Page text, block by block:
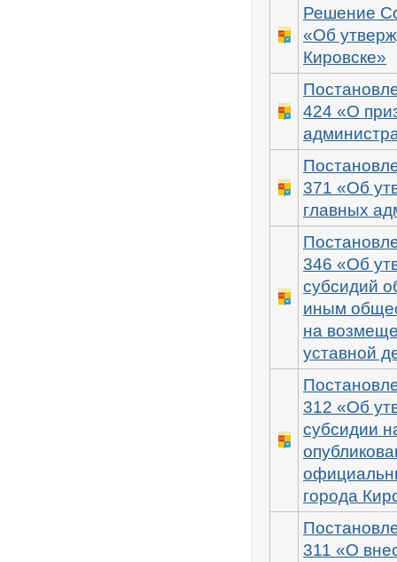
Решение
«Об
Кировске»
424 «О
371 «Об
главных
346 «Об
субсидий
иным
на
уставной
312 «Об
субсидии
города
311 «О